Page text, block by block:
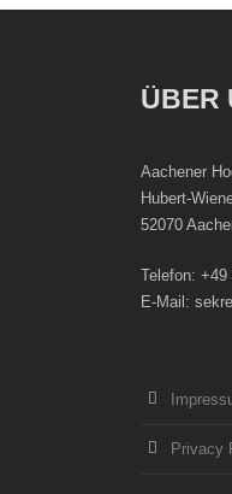
ÜBER
Aachener
Hubert-
52070
Telefon: +49
E-Mail:
Privacy